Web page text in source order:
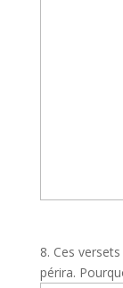
8. Ces
périra.